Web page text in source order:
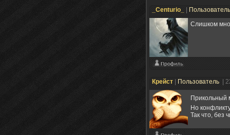
_Centurio_ |
Слишком
Крейст | Пользователь |
Но
Так что, без